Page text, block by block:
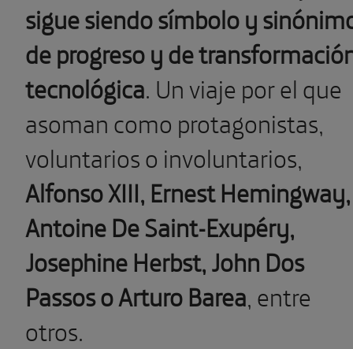
sigue siendo símbolo y
de progreso y de
tecnológica. Un viaje por el que
asoman como protagonistas,
voluntarios o involuntarios,
Alfonso XIII, Ernest Hemingway,
Antoine De Saint-Exupéry,
Josephine Herbst, John Dos
Passos o Arturo Barea, entre
otros.